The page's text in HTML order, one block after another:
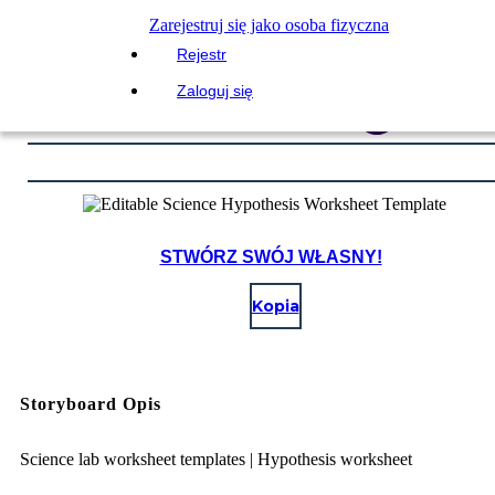
Zarejestruj się jako osoba fizyczna
Rejestr
Zaloguj się
STWÓRZ SWÓJ WŁASNY!
Kopia
Storyboard Opis
Science lab worksheet templates | Hypothesis worksheet